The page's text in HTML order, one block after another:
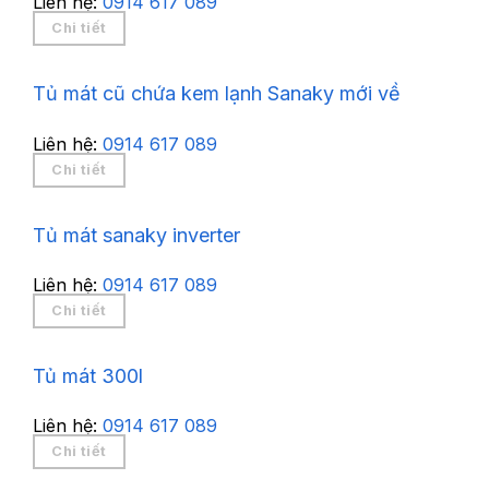
Chi tiết
Tủ mát cũ chứa kem lạnh Sanaky mới về
Liên hệ: 0914 617 089
Chi tiết
Tủ mát sanaky inverter
Liên hệ: 0914 617 089
Chi tiết
Tủ mát 300l
Liên hệ: 0914 617 089
Chi tiết